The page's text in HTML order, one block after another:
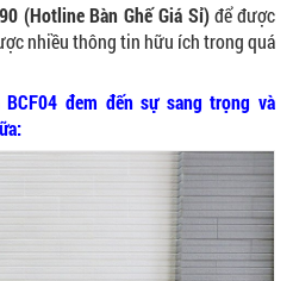
(Hotline Bàn Ghế Giá Sỉ)để được
nhiều thông tin hữu ích trong quá
đem đến sự sang trọng và